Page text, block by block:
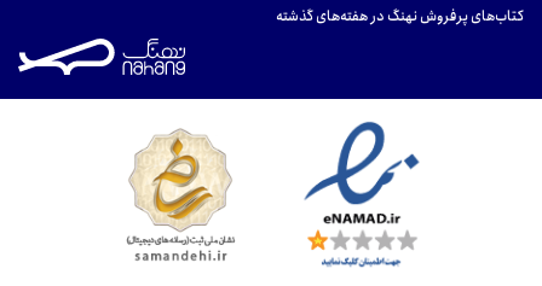
کتاب‌های پرفروش نهنگ در هفته‌های گذشته